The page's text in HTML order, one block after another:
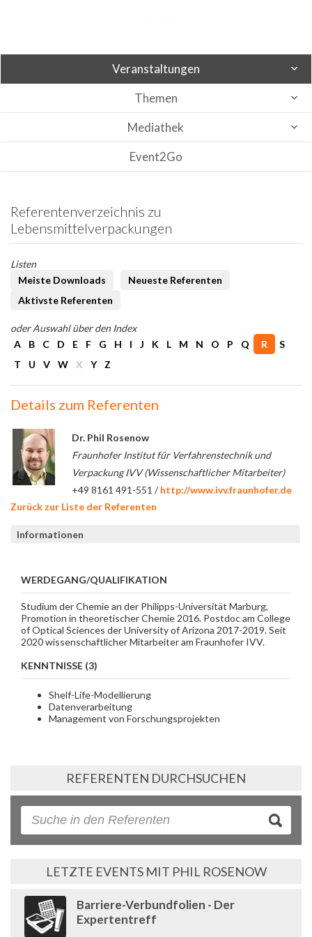
Veranstaltungen
Themen
Mediathek
Event2Go
Referentenverzeichnis zu
Lebensmittelverpackungen
Listen
Meiste Downloads
Neueste Referenten
Aktivste Referenten
oder Auswahl über den Index
A
B C D E F G H I J K L M N O P Q R
S
T
U V W X Y Z
Details zum Referenten
Dr. Phil Rosenow
Fraunhofer Institut für Verfahrenstechnik und
Verpackung IVV (Wissenschaftlicher Mitarbeiter)
+49 8161 491-551 / http://www.ivv.fraunhofer.de
Zurück zur Liste der Referenten
Informationen
WERDEGANG/QUALIFIKATION
Studium der Chemie an der Philipps-Universität Marburg,
Promotion in theoretischer Chemie 2016. Postdoc am College
of Optical Sciences der University of Arizona 2017-2019. Seit
2020 wissenschaftlicher Mitarbeiter am Fraunhofer IVV.
KENNTNISSE (3)
Shelf-Life-Modellierung
Datenverarbeitung
Management von Forschungsprojekten
REFERENTEN DURCHSUCHEN
LETZTE EVENTS MIT PHIL ROSENOW
Barriere-Verbundfolien - Der
Expertentreff